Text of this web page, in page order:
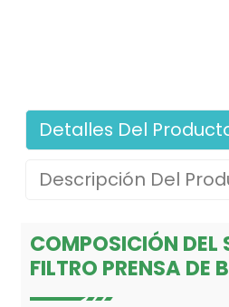
Detalles Del
Descripción Del
COMPOSICIÓN DEL
FILTRO PRENSA DE